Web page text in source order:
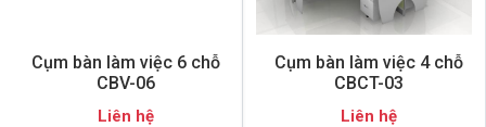
Cụm bàn làm việc 6 chỗ
CBV-06
Liên hệ
Cụm bàn làm việc 4 chỗ
CBCT-03
Liên hệ